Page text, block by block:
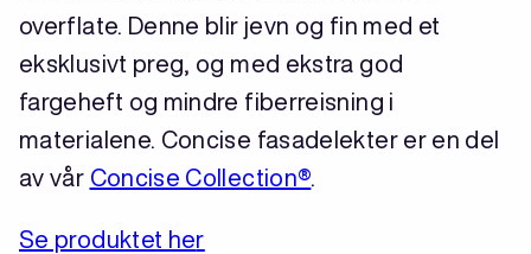
overflate. Denne blir jevn og fin med et
eksklusivt preg, og med ekstra god
fargeheft og mindre fiberreisning i
materialene. Concise fasadelekter er en del
av vår Concise Collection®.
Se produktet her